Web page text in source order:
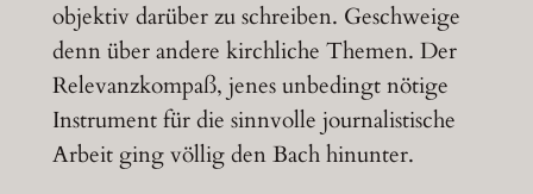
objektiv darüber zu schreiben. Geschweige
denn über andere kirchliche Themen. Der
Relevanzkompaß, jenes unbedingt nötige
Instrument für die sinnvolle journalistische
Arbeit ging völlig den Bach hinunter.